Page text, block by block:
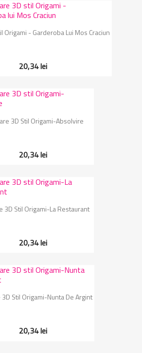
Origami - Garderoba Lui Mos Craciun
20,34 lei
3D Stil Origami-Absolvire
20,34 lei
3D Stil Origami-La Restaurant
20,34 lei
Stil Origami-Nunta De Argint
20,34 lei